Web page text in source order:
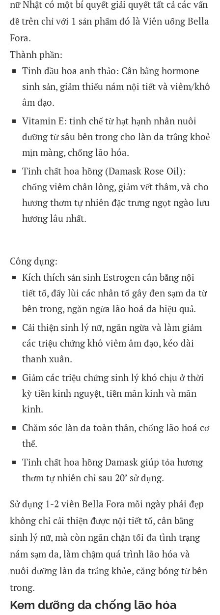
nữ Nhật có một bí quyết giải quyết tất cả các vấn
đề trên chỉ với 1 sản phẩm đó là Viên uống Bella
Fora.
Thành phần:
Tinh dầu hoa anh thảo: Cân bằng hormone
sinh sản, giảm thiểu nám nội tiết và viêm/khô
âm đạo.
Vitamin E: tinh chế từ hạt hạnh nhân nuôi
dưỡng từ sâu bên trong cho làn da trắng khoẻ
mịn màng, chống lão hóa.
Tinh chất hoa hồng (Damask Rose Oil):
chống viêm chân lông, giảm vết thâm, và cho
hương thơm tự nhiên đặc trưng ngọt ngào lưu
hương lâu nhất.
Công dụng:
Kích thích sản sinh Estrogen cân bằng nội
tiết tố, đẩy lùi các nhân tố gây đen sạm da từ
bên trong, ngăn ngừa lão hoá da hiệu quả.
Cải thiện sinh lý nữ, ngăn ngừa và làm giảm
các triệu chứng khô viêm âm đạo, kéo dài
thanh xuân.
Giảm các triệu chứng sinh lý khó chịu ở thời
kỳ tiền kinh nguyệt, tiền mãn kinh và mãn
kinh.
Chăm sóc làn da toàn thân, chống lão hoá cơ
thể.
Tinh chất hoa hồng Damask giúp tỏa hương
thơm tự nhiên chỉ sau 20’ sử dụng.
Sử dụng 1-2 viên Bella Fora mỗi ngày phái đẹp
không chỉ cải thiện được nội tiết tố, cân bằng
sinh lý nữ, mà còn ngăn chặn tối đa tình trạng
nám sạm da, làm chậm quá trình lão hóa và
nuôi dưỡng làn da trắng khỏe, căng bóng từ bên
trong.
Kem dưỡng da chống lão hóa